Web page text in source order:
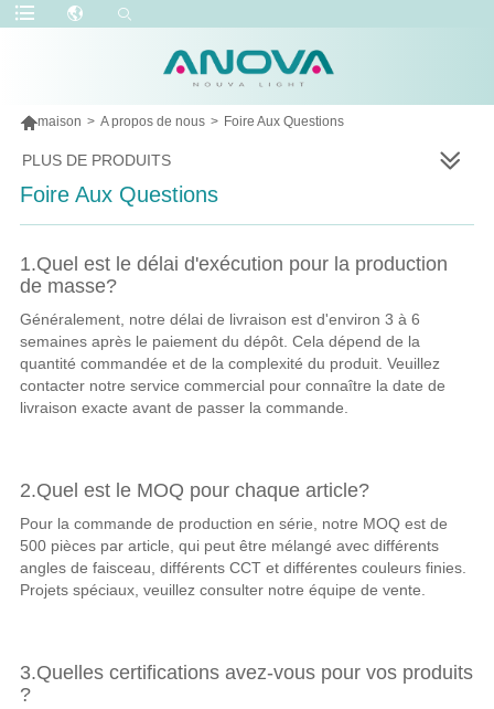
maison > A propos de nous > Foire Aux Questions
PLUS DE PRODUITS
Foire Aux Questions
1.Quel est le délai d'exécution pour la production
de masse?
Généralement, notre délai de livraison est d'environ 3 à 6
semaines après le paiement du dépôt. Cela dépend de la
quantité commandée et de la complexité du produit. Veuillez
contacter notre service commercial pour connaître la date de
livraison exacte avant de passer la commande.
2.Quel est le MOQ pour chaque article?
Pour la commande de production en série, notre MOQ est de
500 pièces par article, qui peut être mélangé avec différents
angles de faisceau, différents CCT et différentes couleurs finies.
Projets spéciaux, veuillez consulter notre équipe de vente.
3.Quelles certifications avez-vous pour vos produits
?